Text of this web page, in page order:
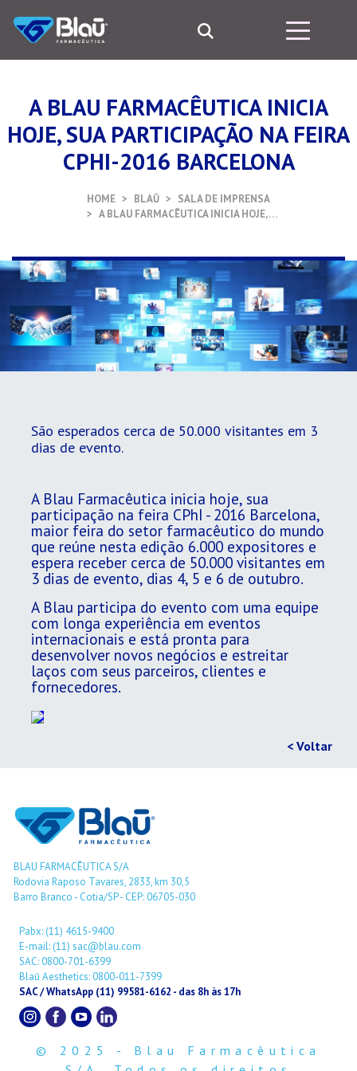
A BLAU FARMACÊUTICA INICIA
HOJE, SUA PARTICIPAÇÃO NA FEIRA
CPHI-2016 BARCELONA
HOME BLAŪ
SALA DE IMPRENSA
A BLAU FARMACÊUTICA INICIA HOJE, …
São esperados cerca de 50.000 visitantes em 3
dias de evento.
A Blau Farmacêutica inicia hoje, sua
participação na feira CPhI - 2016 Barcelona,
maior feira do setor farmacêutico do mundo
que reúne nesta edição 6.000 expositores e
espera receber cerca de 50.000 visitantes em
3 dias de evento, dias 4, 5 e 6 de outubro.
A Blau participa do evento com uma equipe
com longa experiência em eventos
internacionais e está pronta para
desenvolver novos negócios e estreitar
laços com seus parceiros, clientes e
fornecedores.
< Voltar
BLAU FARMACÊUTICA S/A
Rodovia Raposo Tavares, 2833, km 30,5
Barro Branco - Cotia/SP - CEP: 06705-030
Pabx: (11) 4615-9400
E-mail: (11) sac@blau.com
SAC: 0800-701-6399
Blaū Aesthetics: 0800-011-7399
SAC / WhatsApp (11) 99581-6162 - das 8h às 17h
© 2025 - Blau Farmacêutica